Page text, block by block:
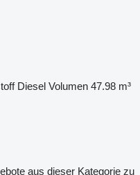
Diesel Volumen 47.98 m³
aus dieser Kategorie zu